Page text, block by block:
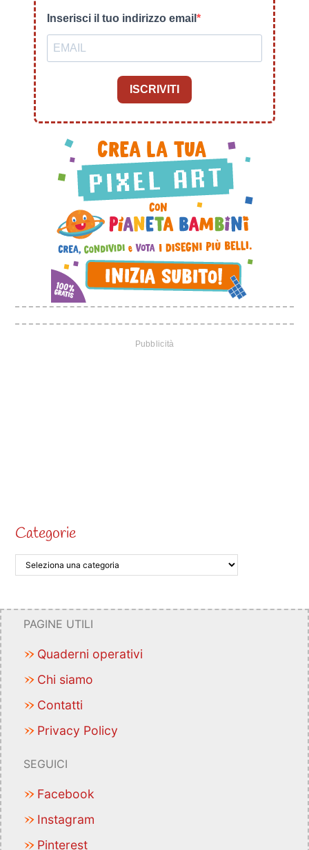
Inserisci il tuo indirizzo email
ISCRIVITI
Categorie
PAGINE UTILI
Quaderni operativi
Chi siamo
Contatti
Privacy Policy
SEGUICI
Facebook
Instagram
Pinterest